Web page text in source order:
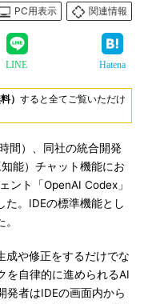
PC用表示
関連情報
LINE Hatena
） すると全てご覧いただけ
間）、同社の統合開発
能）チャット機能にお
ント「OpenAI Codex」
た。IDEの標準機能とし
や修正をするだけでな
を自律的に進められるAI
発者はIDEの画面内から